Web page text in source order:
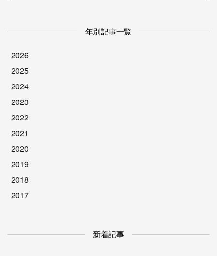
年別記事一覧
2026
2025
2024
2023
2022
2021
2020
2019
2018
2017
新着記事